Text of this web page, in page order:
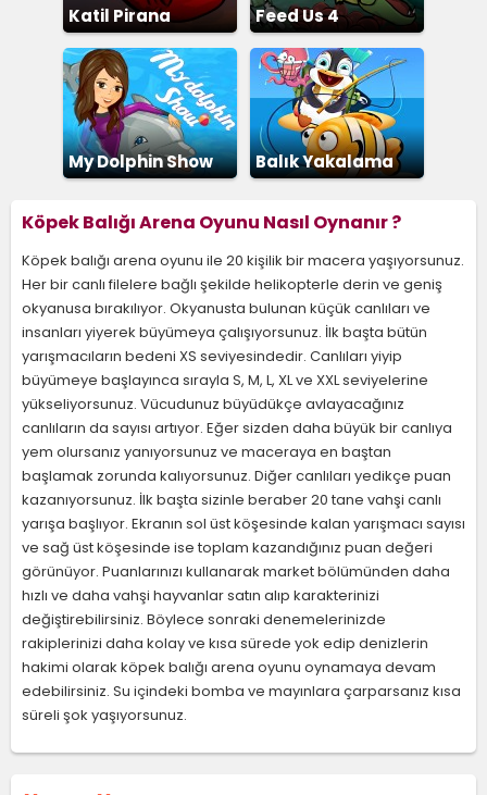
Katil Pirana Feed Us 4
My Dolphin Show Balık Yakalama
Köpek Balığı Arena Oyunu Nasıl Oynanır ?
Köpek balığı arena oyunu ile 20 kişilik bir macera yaşıyorsunuz.
Her bir canlı filelere bağlı şekilde helikopterle derin ve geniş
okyanusa bırakılıyor. Okyanusta bulunan küçük canlıları ve
insanları yiyerek büyümeya çalışıyorsunuz. İlk başta bütün
yarışmacıların bedeni XS seviyesindedir. Canlıları yiyip
büyümeye başlayınca sırayla S, M, L, XL ve XXL seviyelerine
yükseliyorsunuz. Vücudunuz büyüdükçe avlayacağınız
canlıların da sayısı artıyor. Eğer sizden daha büyük bir canlıya
yem olursanız yanıyorsunuz ve maceraya en baştan
başlamak zorunda kalıyorsunuz. Diğer canlıları yedikçe puan
kazanıyorsunuz. İlk başta sizinle beraber 20 tane vahşi canlı
yarışa başlıyor. Ekranın sol üst köşesinde kalan yarışmacı sayısı
ve sağ üst köşesinde ise toplam kazandığınız puan değeri
görünüyor. Puanlarınızı kullanarak market bölümünden daha
hızlı ve daha vahşi hayvanlar satın alıp karakterinizi
değiştirebilirsiniz. Böylece sonraki denemelerinizde
rakiplerinizi daha kolay ve kısa sürede yok edip denizlerin
hakimi olarak köpek balığı arena oyunu oynamaya devam
edebilirsiniz. Su içindeki bomba ve mayınlara çarparsanız kısa
süreli şok yaşıyorsunuz.